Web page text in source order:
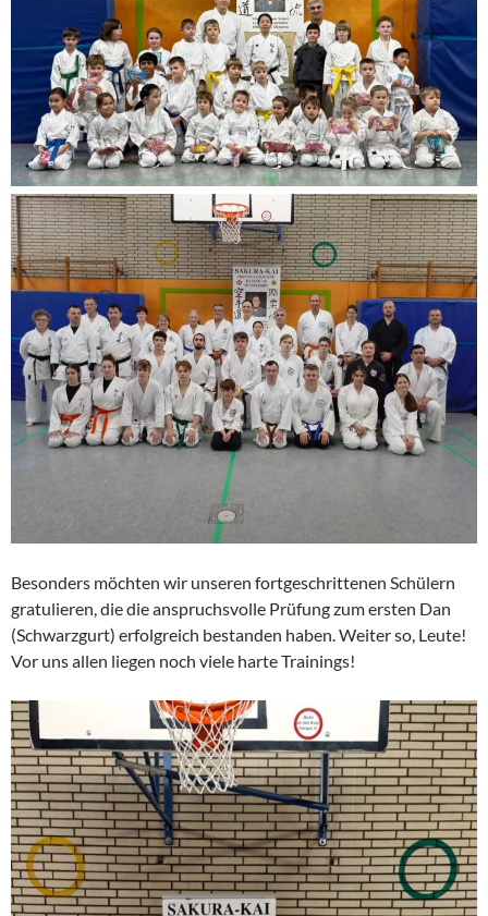
Besonders möchten wir unseren fortgeschrittenen Schülern
gratulieren, die die anspruchsvolle Prüfung zum ersten Dan
(Schwarzgurt) erfolgreich bestanden haben. Weiter so, Leute!
Vor uns allen liegen noch viele harte Trainings!